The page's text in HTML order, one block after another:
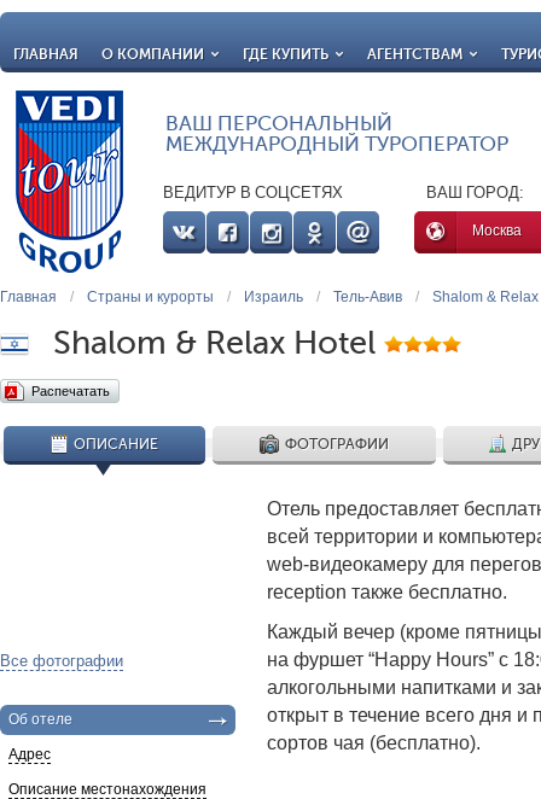
ГЛАВНАЯ О КОМПАНИИ ГДЕ КУПИТЬ АГЕНТСТВАМ
ВАШ ПЕРСОНАЛЬНЫЙ
МЕЖДУНАРОДНЫЙ ТУРОПЕРАТОР
ВЕДИТУР В СОЦСЕТЯХ ВАШ ГОРОД:
Москва
Главная / Страны и курорты / Израиль / Тель-Авив / Shalom &
Shalom & Relax Hotel
Распечатать
ОПИСАНИЕ ФОТОГРАФИИ
Все фотографии
Об отеле
Адрес
Описание местонахождения
Отель предоставляет
всей территории и
web-видеокамеру для
reception также бесплатно.
Каждый вечер (кроме
на фуршет “Happy Hours” с
алкогольными напитками и
открыт в течение всего дня
сортов чая (бесплатно).